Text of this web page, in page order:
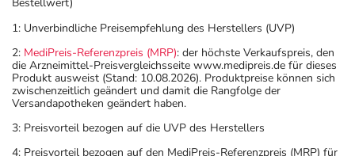
1: Unverbindliche Preisempfehlung des Herstellers (UVP)
2: MediPreis-Referenzpreis (MRP): der höchste Verkaufspreis, den
die Arzneimittel-Preisvergleichsseite www.medipreis.de für dieses
Produkt ausweist (Stand: 10.08.2026). Produktpreise können sich
zwischenzeitlich geändert und damit die Rangfolge der
Versandapotheken geändert haben.
3: Preisvorteil bezogen auf die UVP des Herstellers
4: Preisvorteil bezogen auf den MediPreis-Referenzpreis (MRP) für